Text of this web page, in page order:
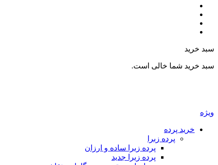
شما خالی است.
پرده
پرده زبرا
پرده زبرا ساده و ارزان
پرده زبرا جدید